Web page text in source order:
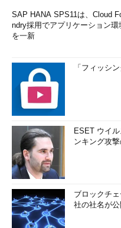
SAP HANA SPS11は、Cloud
ndry採用でアプリケーション環
を一新
「フィッシ
ESET ウイ
ンキング攻
ブロックチ
社の社名が